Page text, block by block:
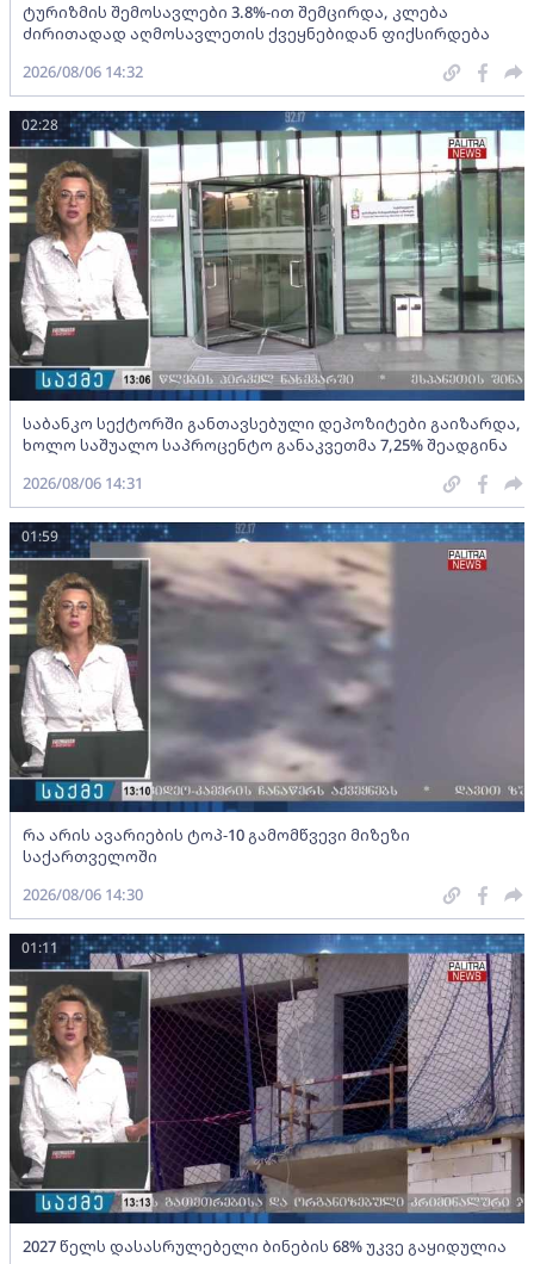
ტურიზმის შემოსავლები 3.8%-ით შემცირდა, კლება
ძირითადად აღმოსავლეთის ქვეყნებიდან ფიქსირდება
2026/08/06 14:32
საბანკო სექტორში განთავსებული დეპოზიტები გაიზარდა,
ხოლო საშუალო საპროცენტო განაკვეთმა 7,25% შეადგინა
02:28
2026/08/06 14:31
რა არის ავარიების ტოპ-10 გამომწვევი მიზეზი
საქართველოში
01:59
2026/08/06 14:30
2027 წელს დასასრულებელი ბინების 68% უკვე გაყიდულია
01:11